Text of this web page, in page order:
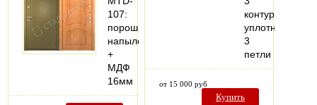
107:
порошковое
напыление
+
МДФ
16мм
контура
уплотнения
3
петли
от 15 000 руб
Купить